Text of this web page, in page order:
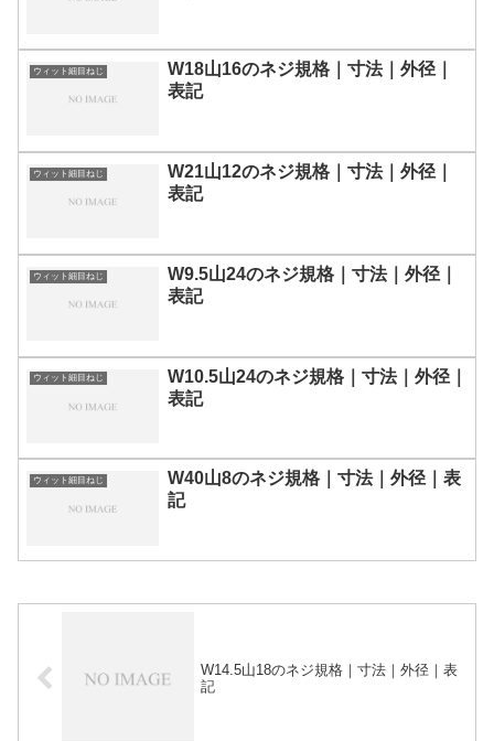
ウィット細目ねじ
W18山16のネジ規格｜寸法｜外径｜
表記
ウィット細目ねじ
W21山12のネジ規格｜寸法｜外径｜
表記
ウィット細目ねじ
W9.5山24のネジ規格｜寸法｜外径｜
表記
ウィット細目ねじ
W10.5山24のネジ規格｜寸法｜外径｜
表記
ウィット細目ねじ
W40山8のネジ規格｜寸法｜外径｜表
記
W14.5山18のネジ規格｜寸法｜外径｜表
記